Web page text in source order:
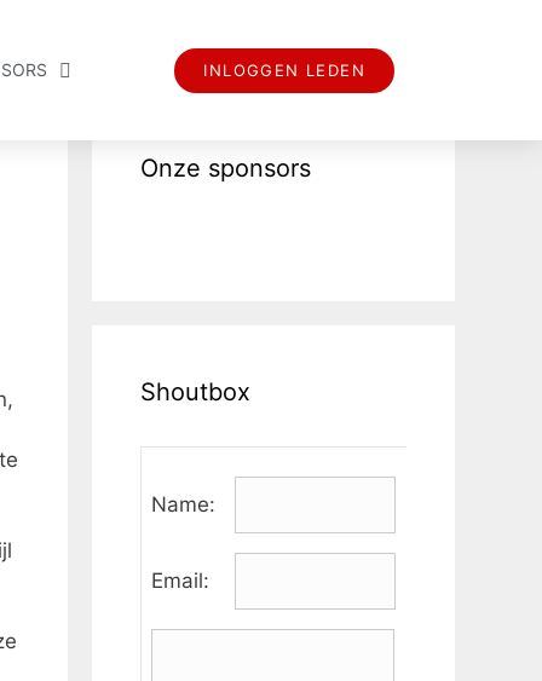
INLOGGEN LEDEN
Onze sponsors
Shoutbox
Name:
Email: